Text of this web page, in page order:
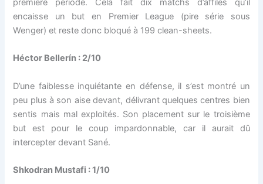
première période. Cela fait dix matchs d’affilés qu’il
encaisse un but en Premier League (pire série sous
Wenger) et reste donc bloqué à 199 clean-sheets.
Héctor Bellerín : 2/10
D’une faiblesse inquiétante en défense, il s’est montré un
peu plus à son aise devant, délivrant quelques centres bien
sentis mais mal exploités. Son placement sur le troisième
but est pour le coup impardonnable, car il aurait dû
intercepter devant Sané.
Shkodran Mustafi : 1/10